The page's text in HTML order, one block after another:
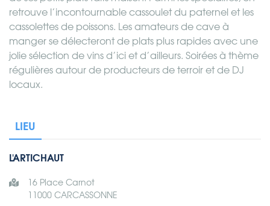
retrouve l’incontournable cassoulet du paternel et les
cassolettes de poissons. Les amateurs de cave à
manger se délecteront de plats plus rapides avec une
jolie sélection de vins d’ici et d’ailleurs. Soirées à thème
régulières autour de producteurs de terroir et de DJ
locaux.
LIEU
L'ARTICHAUT
16 Place Carnot
11000 CARCASSONNE